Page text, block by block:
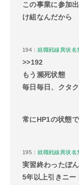
この事業に参加
け組なんだから
194：就職戦線異状名
>>192
もう瀕死状態
毎日毎日、クタ
常にHP1の状態
195：就職戦線異状名
実習終わったぼ
5年以上引きニー